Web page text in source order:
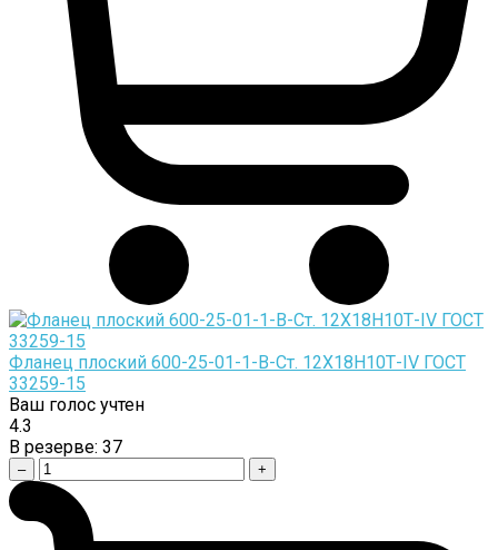
Фланец плоский 600-25-01-1-B-Cт. 12Х18Н10Т-IV ГОСТ
33259-15
Ваш голос учтен
4.3
В резерве: 37
– +